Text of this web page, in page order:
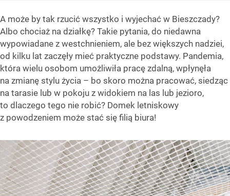
A może by tak rzucić wszystko i wyjechać w Bieszczady?
Albo chociaż na działkę? Takie pytania, do niedawna
wypowiadane z westchnieniem, ale bez większych nadziei,
od kilku lat zaczęły mieć praktyczne podstawy. Pandemia,
która wielu osobom umożliwiła pracę zdalną, wpłynęła
na zmianę stylu życia – bo skoro można pracować, siedząc
na tarasie lub w pokoju z widokiem na las lub jezioro,
to dlaczego tego nie robić? Domek letniskowy
z powodzeniem może stać się filią biura!